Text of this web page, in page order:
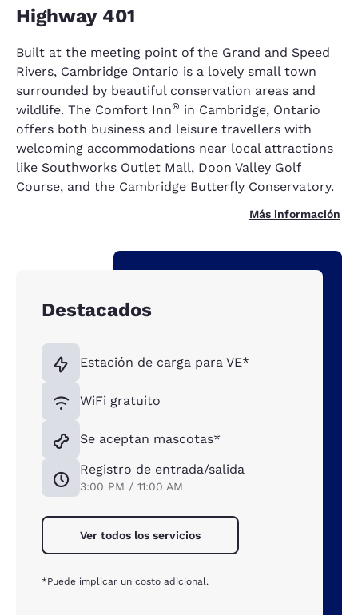
Highway 401
Built at the meeting point of the Grand and Speed
Rivers, Cambridge Ontario is a lovely small town
surrounded by beautiful conservation areas and
wildlife. The Comfort Inn® in Cambridge, Ontario
offers both business and leisure travellers with
welcoming accommodations near local attractions
like Southworks Outlet Mall, Doon Valley Golf
Course, and the Cambridge Butterfly Conservatory.
Más información
Destacados
Estación de carga para VE*
WiFi gratuito
Se aceptan mascotas*
Registro de entrada/salida
3:00 PM / 11:00 AM
Ver todos los servicios
*Puede implicar un costo adicional.